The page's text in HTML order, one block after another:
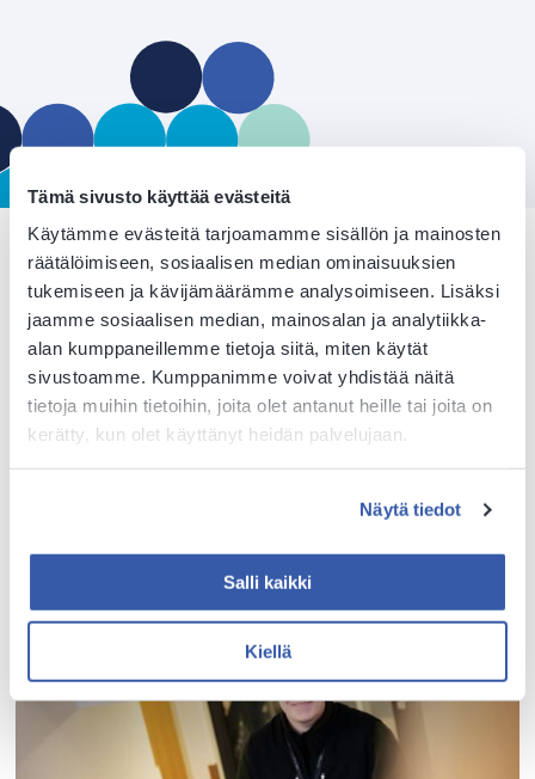
Tämä sivusto käyttää evästeitä
Käytämme evästeitä tarjoamamme sisällön ja mainosten
räätälöimiseen, sosiaalisen median ominaisuuksien
tukemiseen ja kävijämäärämme analysoimiseen. Lisäksi
jaamme sosiaalisen median, mainosalan ja analytiikka-
alan kumppaneillemme tietoja siitä, miten käytät
sivustoamme. Kumppanimme voivat yhdistää näitä
tietoja muihin tietoihin, joita olet antanut heille tai joita on
kerätty, kun olet käyttänyt heidän palvelujaan.
Näytä tiedot
Salli kaikki
Kiellä
Tutustu
osaamisaloihin